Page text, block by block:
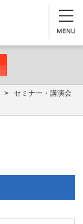
>
セミナー・講演会